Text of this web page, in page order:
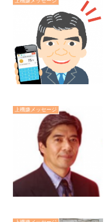
上機嫌メッセージ